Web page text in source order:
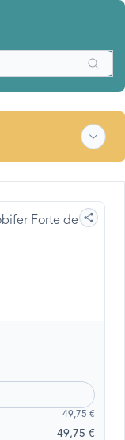
49,75 €
49,75 €